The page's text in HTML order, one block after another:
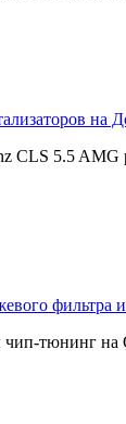
CLS 5.5
тюнинг на